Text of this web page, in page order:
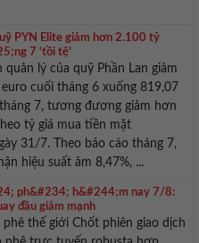
PYN Elite giảm hơn 2.100 tỷ
7 ‘tồi tệ’
quản lý của quỹ Phần Lan giảm
cuối tháng 6 xuống 819,07
7, tương đương giảm hơn
tỷ giá mua tiền mặt
31/7. Theo báo cáo tháng 7,
hiệu suất âm 8,47%, ...
ph&#234; h&#244;m nay 7/8:
đầu giảm mạnh
phê thế giới Chốt phiên giao dịch